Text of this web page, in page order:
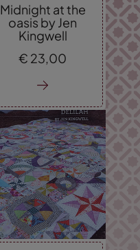
Midnight at the
oasis by Jen
Kingwell
€ 23, 00